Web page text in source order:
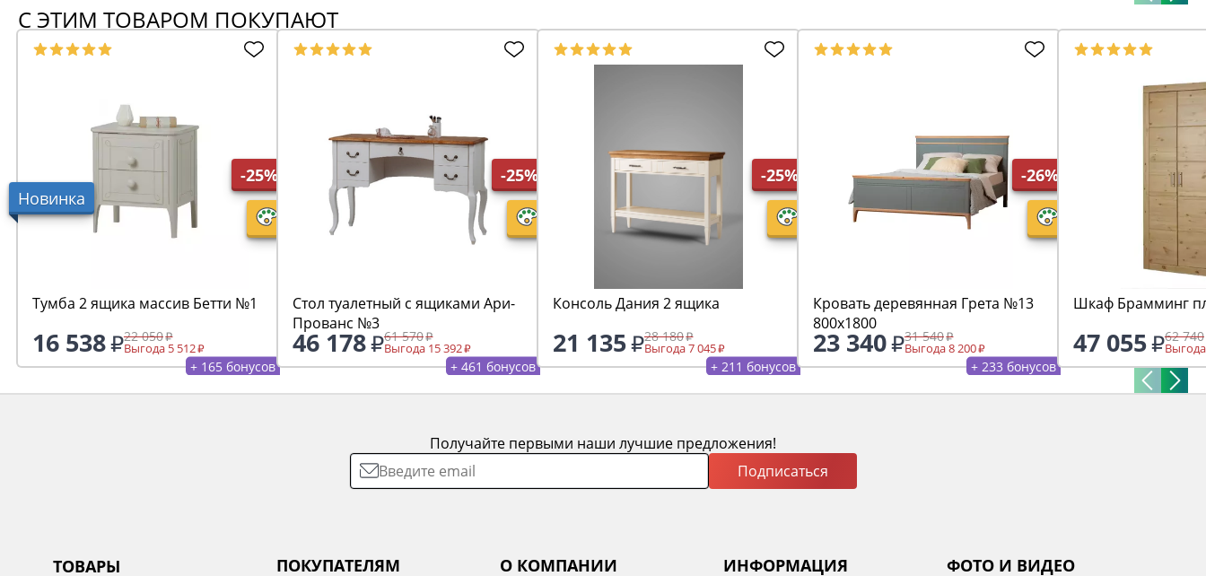
С ЭТИМ ТОВАРОМ ПОКУПАЮТ
Новинка
-25%
Тумба 2 ящика массив Бетти №1
16 538 22 050
Выгода 5 512
+ 165 бонусов
-25%
Стол туалетный с ящиками Ари-
Прованс №3
46 178 61 570
Выгода 15 392
+ 461 бонусов
-25%
Консоль Дания 2 ящика
21 135 28 180
Выгода 7 045
+ 211 бонусов
-26%
Кровать деревянная Грета №13
800х1800
23 340 31 540
Выгода 8 200
+ 233 бонусов
Шкаф Брамминг
47 055 62 740
Получайте первыми наши лучшие предложения!
Подписаться
ТОВАРЫ ПОКУПАТЕЛЯМ О КОМПАНИИ ИНФОРМАЦИЯ ФОТО И ВИДЕО